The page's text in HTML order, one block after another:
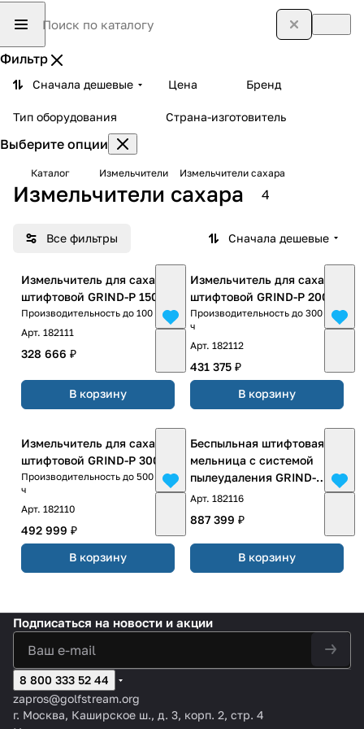
Фильтр
Сначала дешевые Цена Бренд
Тип оборудования Страна-изготовитель
Выберите опции
Каталог Измельчители Измельчители сахара
Измельчители сахара 4
Все фильтры Сначала дешевые
Измельчитель для сахара
штифтовой GRIND-P 150
Производительность до 100 кг/ч
Арт. 182111
328 666 ₽
В корзину
Измельчитель для сахара
штифтовой GRIND-P 200
Производительность до 300 кг/
ч
Арт. 182112
431 375 ₽
В корзину
Измельчитель для сахара
штифтовой GRIND-P 300
Производительность до 500 кг/
ч
Арт. 182110
492 999 ₽
В корзину
Беспыльная штифтовая
мельница с системой
пылеудаления GRIND-
Р300 DUST
Арт. 182116
887 399 ₽
В корзину
Подписаться на новости и акции
8 800 333 52 44
zapros@golfstream.org
г. Москва, Каширское ш., д. 3, корп. 2, стр. 4